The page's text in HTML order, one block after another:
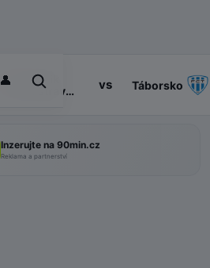
👤
Baník
Ostrava
vs Táborsko
Inzerujte na 90min.cz
Reklama a partnerství